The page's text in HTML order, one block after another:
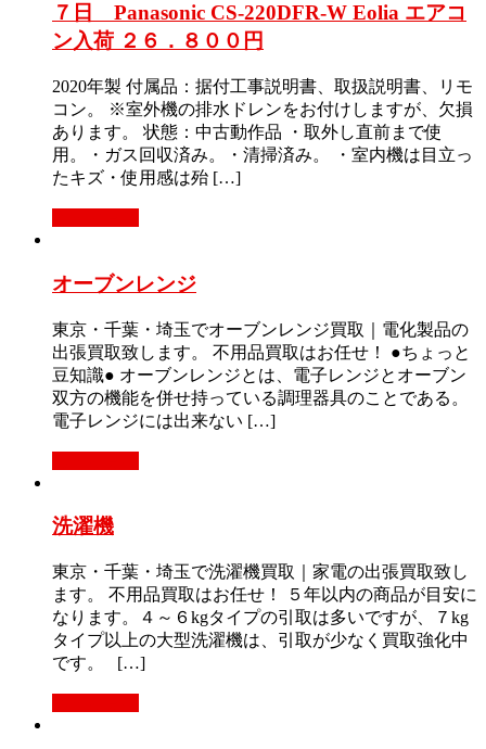
７日 Panasonic CS-220DFR-W Eolia エアコ
ン入荷 ２６．８００円
2020年製 付属品：据付工事説明書、取扱説明書、リモ
コン。 ※室外機の排水ドレンをお付けしますが、欠損
あります。 状態：中古動作品 ・取外し直前まで使
用。・ガス回収済み。・清掃済み。 ・室内機は目立っ
たキズ・使用感は殆 […]
オーブンレンジ
東京・千葉・埼玉でオーブンレンジ買取｜電化製品の
出張買取致します。 不用品買取はお任せ！ ●ちょっと
豆知識● オーブンレンジとは、電子レンジとオーブン
双方の機能を併せ持っている調理器具のことである。
電子レンジには出来ない […]
洗濯機
東京・千葉・埼玉で洗濯機買取｜家電の出張買取致し
ます。 不用品買取はお任せ！ ５年以内の商品が目安に
なります。４～６kgタイプの引取は多いですが、７kg
タイプ以上の大型洗濯機は、引取が少なく買取強化中
です。 […]